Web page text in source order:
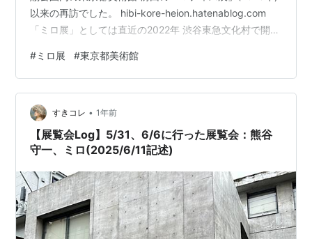
以来の再訪でした。 hibi-kore-heion.hatenablog.com
「ミロ展」としては直近の2022年 渋谷東急文化村で開催
しておりました。ただし、日本国内の各美術館で保有し
ていた作品が主な展示でした。今回は、世界各地より選
りすぐりの作品が１００点余り集結し、大回顧展が開催
される事を知った時は歓喜して楽しみにしておりまし
た。 www.bunkamura.co.jp ジョアン…
#ミロ展 #東京都美術館
すきコレ • 1年前
【展覧会Log】5/31、6/6に行った展覧会：熊谷
守一、ミロ(2025/6/11記述)